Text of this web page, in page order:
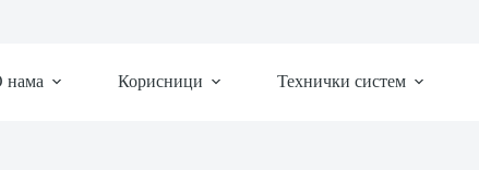
нама Корисници Технички систем